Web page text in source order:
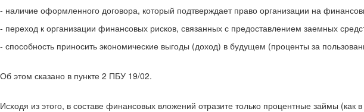
- наличие оформленного договора, который подтверждает право организации на
- переход к организации финансовых рисков, связанных с предоставлением заемных
- способность приносить экономические выгоды (доход) в будущем (проценты за
Об этом сказано в пункте 2 ПБУ 19/02.
Исходя из этого, в составе финансовых вложений отразите только процентные займы